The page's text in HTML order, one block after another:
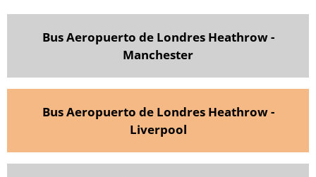
Bus Aeropuerto de Londres Heathrow -
Manchester
Bus Aeropuerto de Londres Heathrow -
Liverpool